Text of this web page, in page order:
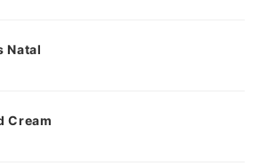
Natal
Cream